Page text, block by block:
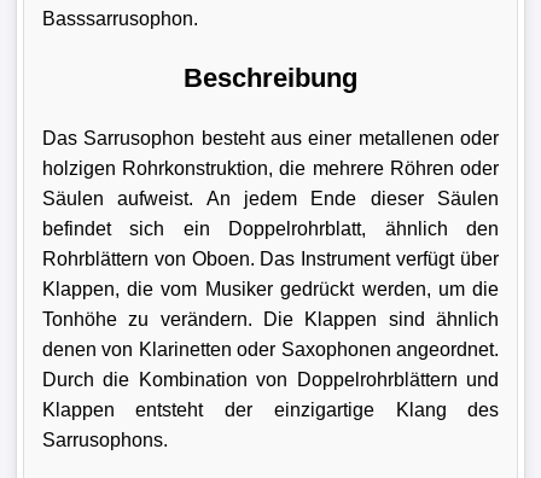
Basssarrusophon.
Beschreibung
Das Sarrusophon besteht aus einer metallenen oder
holzigen Rohrkonstruktion, die mehrere Röhren oder
Säulen aufweist. An jedem Ende dieser Säulen
befindet sich ein Doppelrohrblatt, ähnlich den
Rohrblättern von Oboen. Das Instrument verfügt über
Klappen, die vom Musiker gedrückt werden, um die
Tonhöhe zu verändern. Die Klappen sind ähnlich
denen von Klarinetten oder Saxophonen angeordnet.
Durch die Kombination von Doppelrohrblättern und
Klappen entsteht der einzigartige Klang des
Sarrusophons.